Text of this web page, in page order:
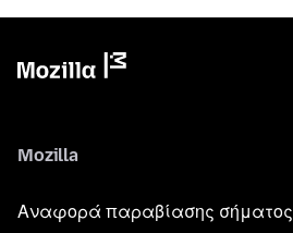
Mozilla
Αναφορά παραβίασης σήματος